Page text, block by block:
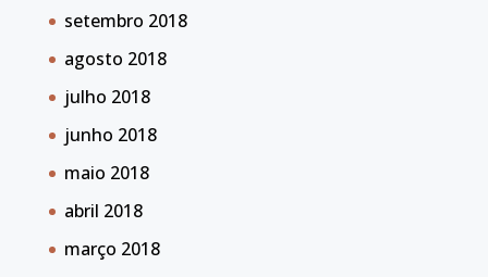
setembro 2018
agosto 2018
julho 2018
junho 2018
maio 2018
abril 2018
março 2018